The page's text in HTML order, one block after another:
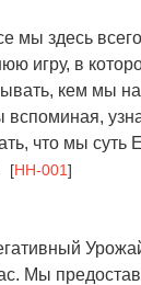
мы здесь
игру, в
кем мы
что мы суть
[HH-001]
Мы